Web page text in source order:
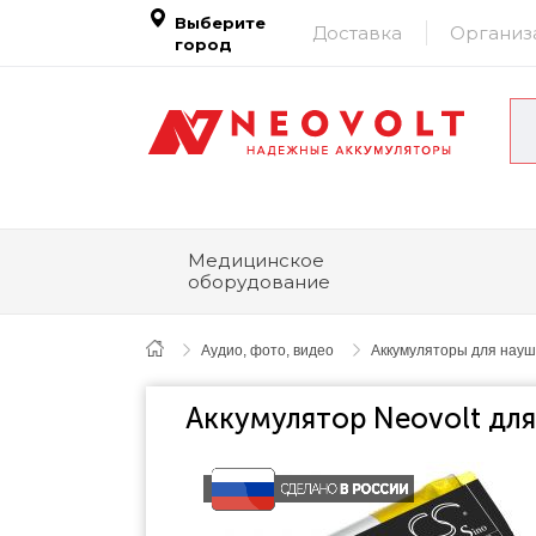
Выберите
город
Доставка
Медицинское
оборудование
Аудио, фото, видео Аккумуляторы для
Аккумулятор Neovolt